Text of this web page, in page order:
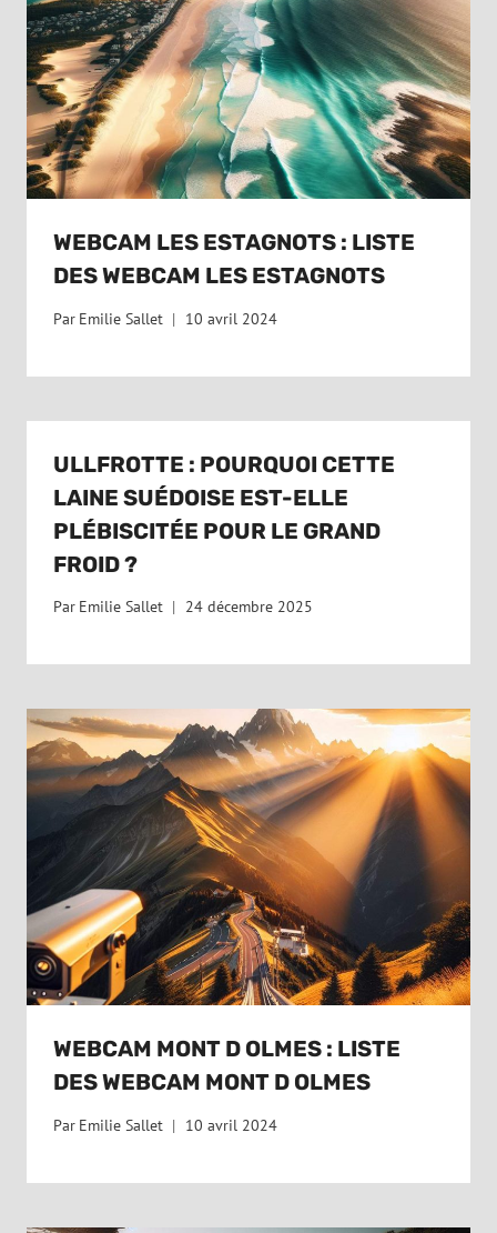
WEBCAM LES ESTAGNOTS : LISTE
DES WEBCAM LES ESTAGNOTS
Par Emilie Sallet 10 avril 2024
ULLFROTTE : POURQUOI CETTE
LAINE SUÉDOISE EST-ELLE
PLÉBISCITÉE POUR LE GRAND
FROID ?
Par Emilie Sallet 24 décembre 2025
WEBCAM MONT D OLMES : LISTE
DES WEBCAM MONT D OLMES
Par Emilie Sallet 10 avril 2024